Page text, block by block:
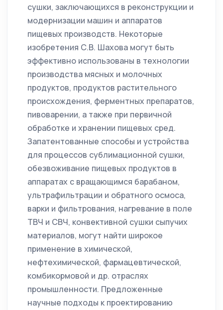
сушки, заключающихся в реконструкции и
модернизации машин и аппаратов
пищевых производств. Некоторые
изобретения С.В. Шахова могут быть
эффективно использованы в технологии
производства мясных и молочных
продуктов, продуктов растительного
происхождения, ферментных препаратов,
пивоварении, а также при первичной
обработке и хранении пищевых сред.
Запатентованные способы и устройства
для процессов сублимационной сушки,
обезвоживание пищевых продуктов в
аппаратах с вращающимся барабаном,
ультрафильтрации и обратного осмоса,
варки и фильтрования, нагревание в поле
ТВЧ и СВЧ, конвективной сушки сыпучих
материалов, могут найти широкое
применение в химической,
нефтехимической, фармацевтической,
комбикормовой и др. отраслях
промышленности. Предложенные
научные подходы к проектированию